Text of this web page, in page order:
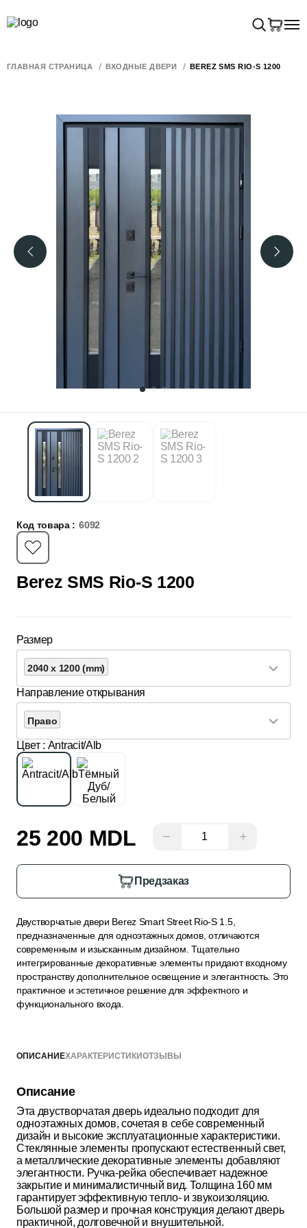
ГЛАВНАЯ СТРАНИЦА ВХОДНЫЕ ДВЕРИ BEREZ SMS RIO-S 1200
Код товара : 6092
Berez SMS Rio-S 1200
Размер
2040 x 1200 (mm)
Направление открывания
Право
Цвет : Antracit/Alb
25 200 MDL − +
Предзаказ
Двустворчатые двери Berez Smart Street Rio-S 1.5,
предназначенные для одноэтажных домов, отличаются
современным и изысканным дизайном. Тщательно
интегрированные декоративные элементы придают входному
пространству дополнительное освещение и элегантность. Это
практичное и эстетичное решение для эффектного и
функционального входа.
ОПИСАНИЕХАРАКТЕРИСТИКИОТЗЫВЫ
Описание
Эта двустворчатая дверь идеально подходит для
одноэтажных домов, сочетая в себе современный
дизайн и высокие эксплуатационные характеристики.
Стеклянные элементы пропускают естественный свет,
а металлические декоративные элементы добавляют
элегантности. Ручка-рейка обеспечивает надежное
закрытие и минималистичный вид. Толщина 160 мм
гарантирует эффективную тепло- и звукоизоляцию.
Большой размер и прочная конструкция делают дверь
практичной, долговечной и внушительной.